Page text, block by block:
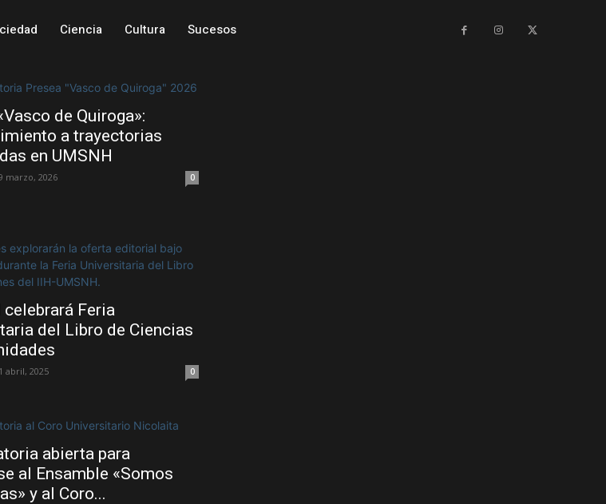
Ciencia Cultura Sucesos
de Quiroga»:
a trayectorias
en UMSNH
marzo, 2026 0
celebrará Feria
del Libro de Ciencias
1 abril, 2025 0
abierta para
al Ensamble «Somos
y al Coro...